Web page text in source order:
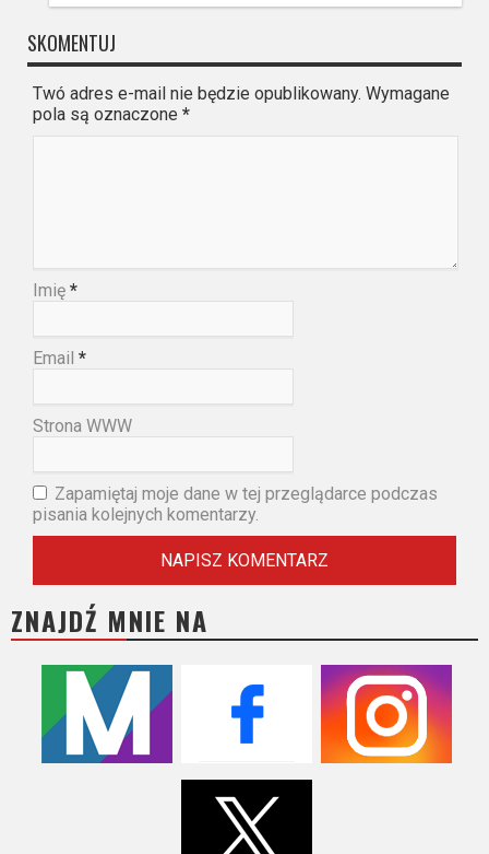
SKOMENTUJ
Twó adres e-mail nie będzie opublikowany. Wymagane
pola są oznaczone *
Imię *
Email *
Strona WWW
Zapamiętaj moje dane w tej przeglądarce podczas
pisania kolejnych komentarzy.
ZNAJDŹ MNIE NA